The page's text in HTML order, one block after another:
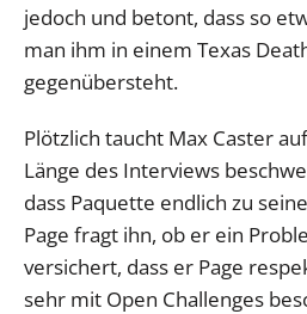
jedoch und betont, dass so
man ihm in einem Texas
gegenübersteht.
Plötzlich taucht Max Caster
Länge des Interviews
dass Paquette endlich zu
Page fragt ihn, ob er ein
versichert, dass er Page
sehr mit Open Challenges